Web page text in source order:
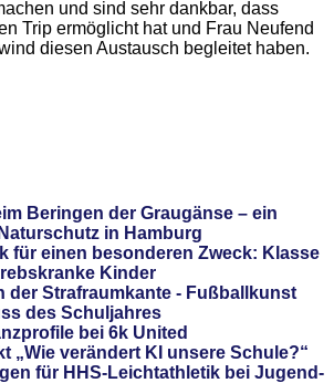
und sind sehr dankbar, dass
Trip ermöglicht hat und Frau Neufend
diesen Austausch begleitet haben.
Beringen der Graugänse – ein
in Hamburg
für einen besonderen Zweck: Klasse
Kinder
der Strafraumkante - Fußballkunst
des Schuljahres
bei 6k United
„Wie verändert KI unsere Schule?“
für HHS-Leichtathletik bei Jugend-